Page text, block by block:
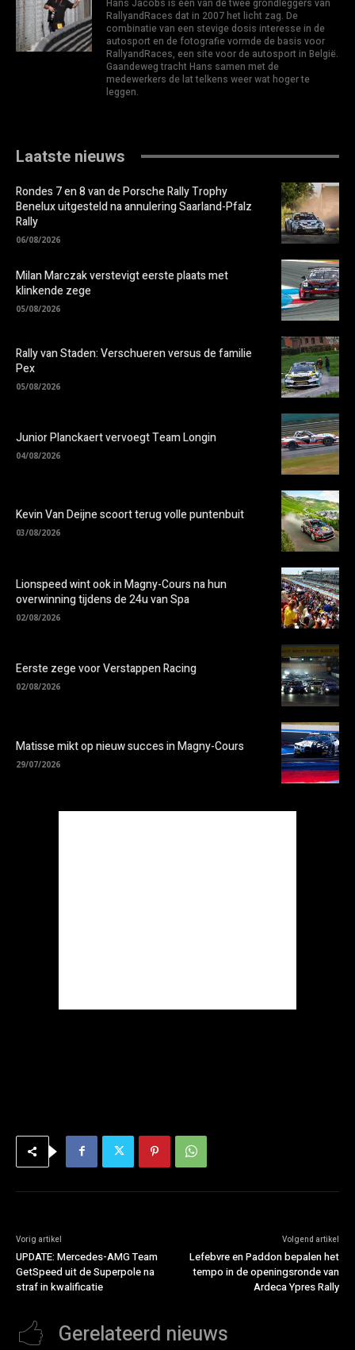
Hans Jacobs is één van de twee grondleggers van
RallyandRaces dat in 2007 het licht zag. De
combinatie van een stevige dosis interesse in de
autosport en de fotografie vormde de basis voor
RallyandRaces, een site voor de autosport in België.
Gaandeweg tracht Hans samen met de
medewerkers de lat telkens weer wat hoger te
leggen.
Laatste nieuws
Rondes 7 en 8 van de Porsche Rally Trophy
Benelux uitgesteld na annulering Saarland-Pfalz
Rally
06/08/2026
Milan Marczak verstevigt eerste plaats met
klinkende zege
05/08/2026
Rally van Staden: Verschueren versus de familie
Pex
05/08/2026
Junior Planckaert vervoegt Team Longin
04/08/2026
Kevin Van Deijne scoort terug volle puntenbuit
03/08/2026
Lionspeed wint ook in Magny-Cours na hun
overwinning tijdens de 24u van Spa
02/08/2026
Eerste zege voor Verstappen Racing
02/08/2026
Matisse mikt op nieuw succes in Magny-Cours
29/07/2026
Vorig artikel
UPDATE: Mercedes-AMG Team
GetSpeed uit de Superpole na
straf in kwalificatie
Volgend artikel
Lefebvre en Paddon bepalen het
tempo in de openingsronde van
Ardeca Ypres Rally
Gerelateerd nieuws